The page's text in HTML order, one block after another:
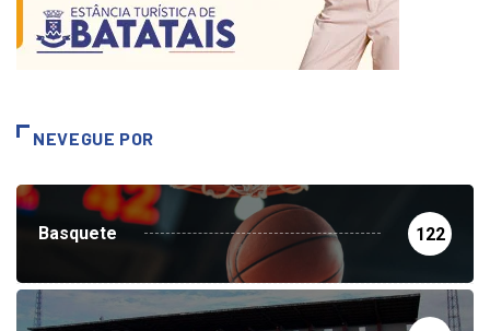
NEVEGUE POR
Basquete 122